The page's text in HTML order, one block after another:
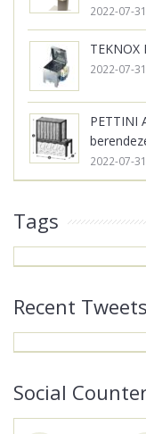
2022-07-31
2022-07-31
PETTINI
2022-07-31
Tags
Recent Tweets
Social